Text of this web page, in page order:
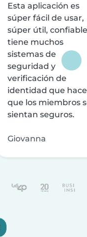
Esta aplicación es
súper fácil de usar,
súper útil,
tiene muchos
sistemas de
seguridad y
verificación de
identidad que
que los miembros
sientan seguros.
Giovanna